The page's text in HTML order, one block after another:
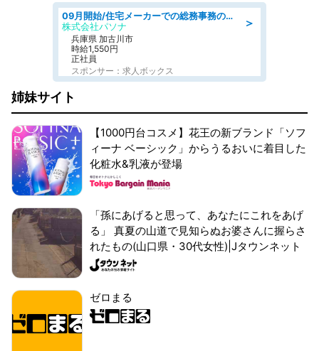
＞
09月開始/住宅メーカーでの総務事務のお仕事/駅近/車通勤可/一般事務/人事労務
株式会社パソナ
兵庫県 加古川市
時給1,550円
正社員
スポンサー：求人ボックス
姉妹サイト
【1000円台コスメ】花王の新ブランド「ソフ
ィーナ ベーシック」からうるおいに着目した
化粧水&乳液が登場
「孫にあげると思って、あなたにこれをあげ
る」 真夏の山道で見知らぬお婆さんに握らさ
れたもの(山口県・30代女性)|Jタウンネット
ゼロまる